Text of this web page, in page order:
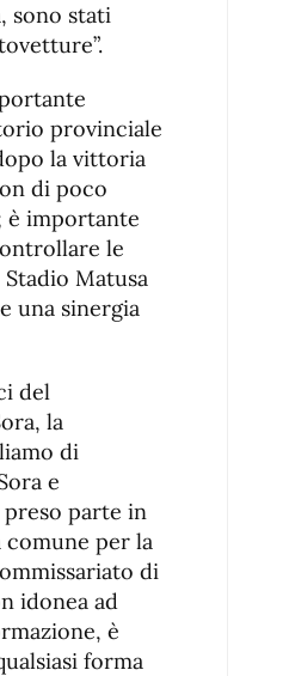
sono stati
provinciale
la vittoria
di poco
importante
le
Matusa
una sinergia
del
la
di
e
parte in
comune per la
di
idonea ad
è
forma